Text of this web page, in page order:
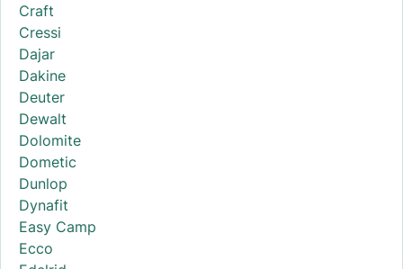
Craft
Cressi
Dajar
Dakine
Deuter
Dewalt
Dolomite
Dometic
Dunlop
Dynafit
Easy Camp
Ecco